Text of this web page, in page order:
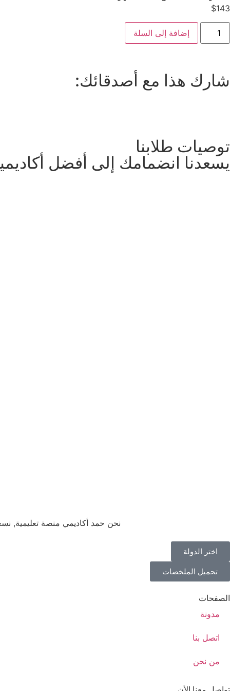
$143
إضافة إلى السلة
شارك هذا مع أصدقائك:
توصيات طلابنا
يسعدنا انضمامك إلى أفضل
نحن حمد أكاديمي منصة تعليمية,
اختر الدولة
تحميل الملخصات
الصفحات
مدونة
اتصل بنا
من نحن